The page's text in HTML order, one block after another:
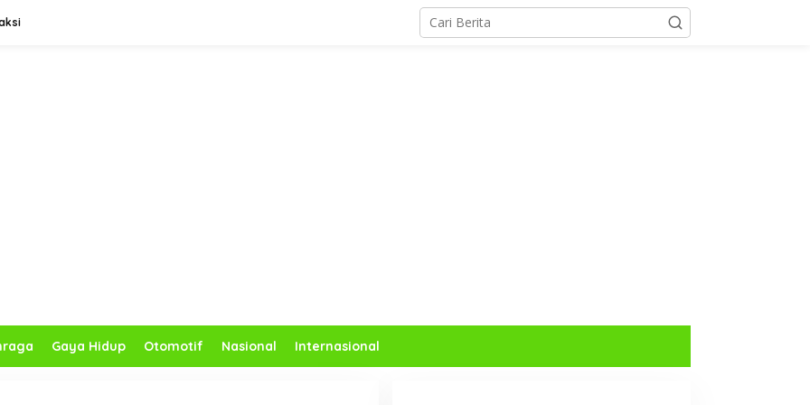
Gaya Hidup Otomotif Nasional Internasional